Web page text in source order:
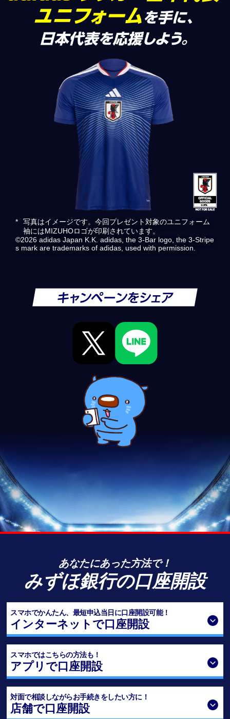
*
写真はイメージです。今回プレゼント対象のユニフォーム
袖にはMIZUHOロゴが印刷されています。
©2026 adidas Japan K.K. adidas, the 3-Bar logo, the 3-Stripe
s mark are trademarks of adidas, used with permission.
あなたにあった方法で！
みずほ銀行の口座開設
スマホでかんたん、最短申込当日に口座開設可能！
インターネットで口座開設
スマホではこちらの方法も！
アプリで口座開設
対面で相談しながらお手続きをしたい方に！
店舗で口座開設